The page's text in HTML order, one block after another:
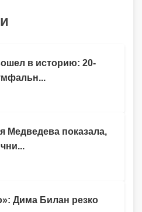
в историю: 20-
Медведева показала,
Дима Билан резко